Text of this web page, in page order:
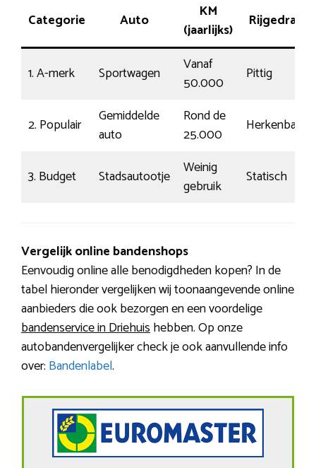
Categorie Auto
KM
(jaarlijks)
Rijgedrag
1. A-merk Sportwagen
Vanaf
50.000
Pittig
2. Populair
Gemiddelde
auto
Rond de
25.000
Herkenbaar
3. Budget Stadsautootje
Weinig
gebruik
Statisch
Vergelijk online bandenshops
Eenvoudig online alle benodigdheden kopen? In de
tabel hieronder vergelijken wij toonaangevende online
aanbieders die ook bezorgen en een voordelige
bandenservice in Driehuishebben. Op onze
autobandenvergelijker check je ook aanvullende info
over: Bandenlabel.